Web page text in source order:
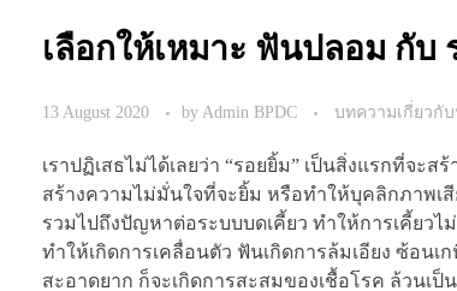
เลือกให้เหมาะ ฟันปลอม กับ
13 August 2020 by Admin BPDC บทความเกี่ยวกั
เราปฏิเสธไม่ได้เลยว่า “รอยยิ้ม” เป็นสิ่งแรกที่จ
สร้างความไม่มั่นใจที่จะยิ้ม หรือทำให้บุคลิกภาพเ
รวมไปถึงปัญหาต่อระบบบดเคี้ยว ทำให้การเคี้ยว
ทำให้เกิดการเคลื่อนตัว ฟันเกิดการล้มเอียง ซ้อน
สะอาดยาก ก็จะเกิดการสะสมของเชื้อโรค ล้วนเ